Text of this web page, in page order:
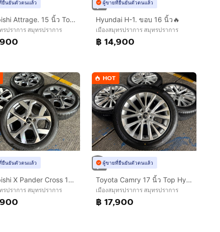
ยืนยันตัวตนแล้ว
Mitsubishi Attrage. 15 นิ้ว Top 🔥
รปราการ สมุทรปราการ
ผู้ขายที่ยืนยันตัวตนแล้ว
Hyundai H-1. ขอบ 16 นิ้ว🔥
เมืองสมุทรปราการ สมุทรปราการ
฿ 14,900
ยืนยันตัวตนแล้ว
Mitsubishi X Pander Cross 17 นิ้ว Top🔥
รปราการ สมุทรปราการ
HOT
ผู้ขายที่ยืนยันตัวตนแล้ว
Toyota Camry 17 นิ้ว Top Hybrid🔥
เมืองสมุทรปราการ สมุทรปราการ
฿ 17,900